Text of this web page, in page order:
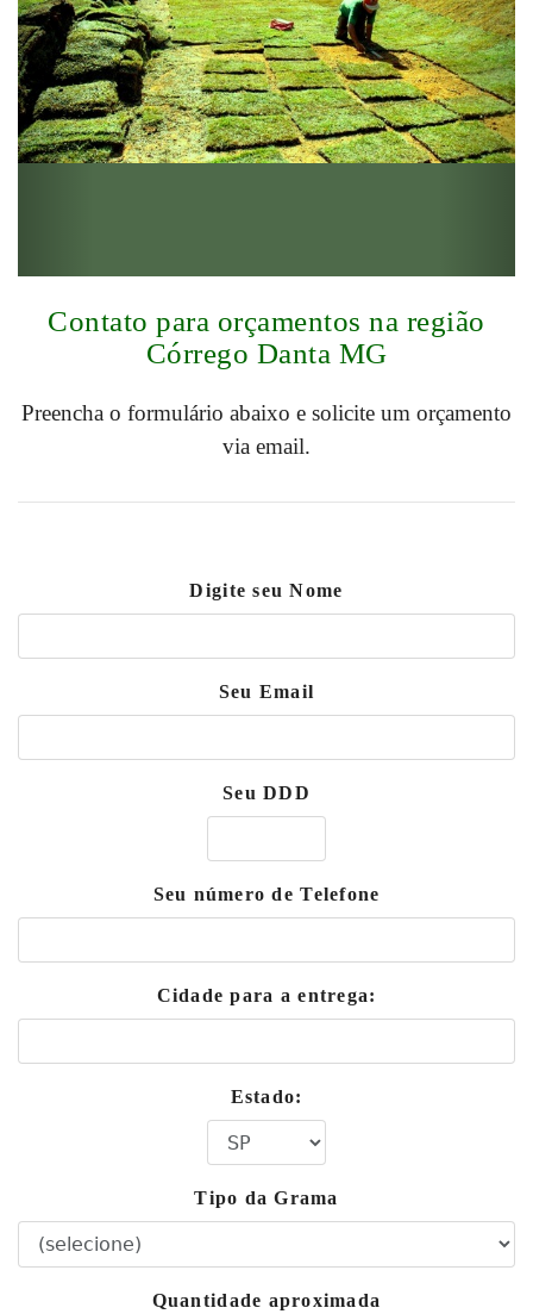
Contato para orçamentos na região
Córrego Danta MG
Preencha o formulário abaixo e solicite um orçamento
via email.
Digite seu Nome
Seu Email
Seu DDD
Seu número de Telefone
Cidade para a entrega:
Estado:
Tipo da Grama
Quantidade aproximada